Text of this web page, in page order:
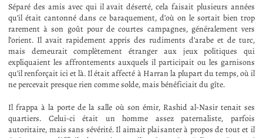
Séparé des amis avec qui il avait déserté, cela faisait plusieurs années
qu’il était cantonné dans ce baraquement, d’où on le sortait bien trop
rarement à son goût pour de courtes campagnes, généralement vers
l’orient. Il avait rapidement appris des rudiments d’arabe et de turc,
mais demeurait complètement étranger aux jeux politiques qui
expliquaient les affrontements auxquels il participait ou les garnisons
qu’il renforçait ici et là. Il était affecté à Harran la plupart du temps, où il
ne percevait presque rien comme solde, mais bénéficiait du gîte.
Il frappa à la porte de la salle où son émir, Rashid al-Nasir tenait ses
quartiers. Celui-ci était un homme assez paternaliste, parfois
autoritaire, mais sans sévérité. Il aimait plaisanter à propos de tout et il